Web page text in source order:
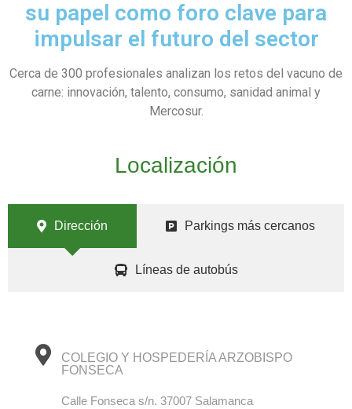
su papel como foro clave para
impulsar el futuro del sector
Cerca de 300 profesionales analizan los retos del vacuno de
carne: innovación, talento, consumo, sanidad animal y
Mercosur.
Localización
Dirección Parkings más cercanos
Líneas de autobús
COLEGIO Y HOSPEDERÍA ARZOBISPO
FONSECA
Calle Fonseca s/n. 37007 Salamanca